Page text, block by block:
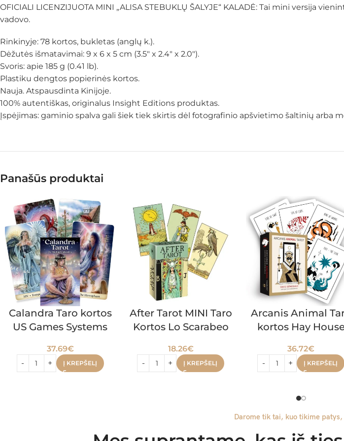
OFICIALI LICENZIJUOTA MINI „ALISA STEBUKLŲ ŠALYJE“ KALADĖ: Tai mini versija
vadovo.
Rinkinyje: 78 kortos, bukletas (anglų k.).
Dėžutės išmatavimai: 9 x 6 x 5 cm (3.5″ x 2.4″ x 2.0″).
Svoris: apie 185 g (0.41 lb).
Plastiku dengtos popierinės kortos.
Nauja. Atspausdinta Kinijoje.
100% autentiškas, originalus Insight Editions produktas.
Įspėjimas: gaminio spalva gali šiek tiek skirtis dėl fotografinio apšvietimo šaltinių arba
Panašūs produktai
Calandra Taro kortos
US Games Systems
37.69€
Į KREPŠELĮ
After Tarot MINI Taro
Kortos Lo Scarabeo
18.26€
Į KREPŠELĮ
Arcanis Animal
kortos Hay
36.72€
Į KREPŠELĮ
Darome tik tai, kuo tikime